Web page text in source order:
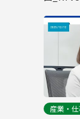
産業・